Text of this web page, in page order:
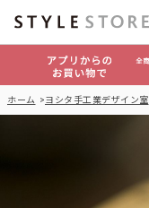
ホーム ヨシタ手工業デザイン室